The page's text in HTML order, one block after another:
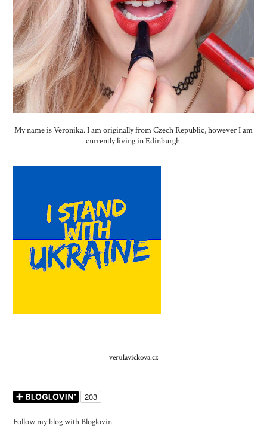
My name is Veronika. I am originally from Czech Republic, however I am
currently living in Edinburgh.
verulavickova.cz
Follow my blog with Bloglovin